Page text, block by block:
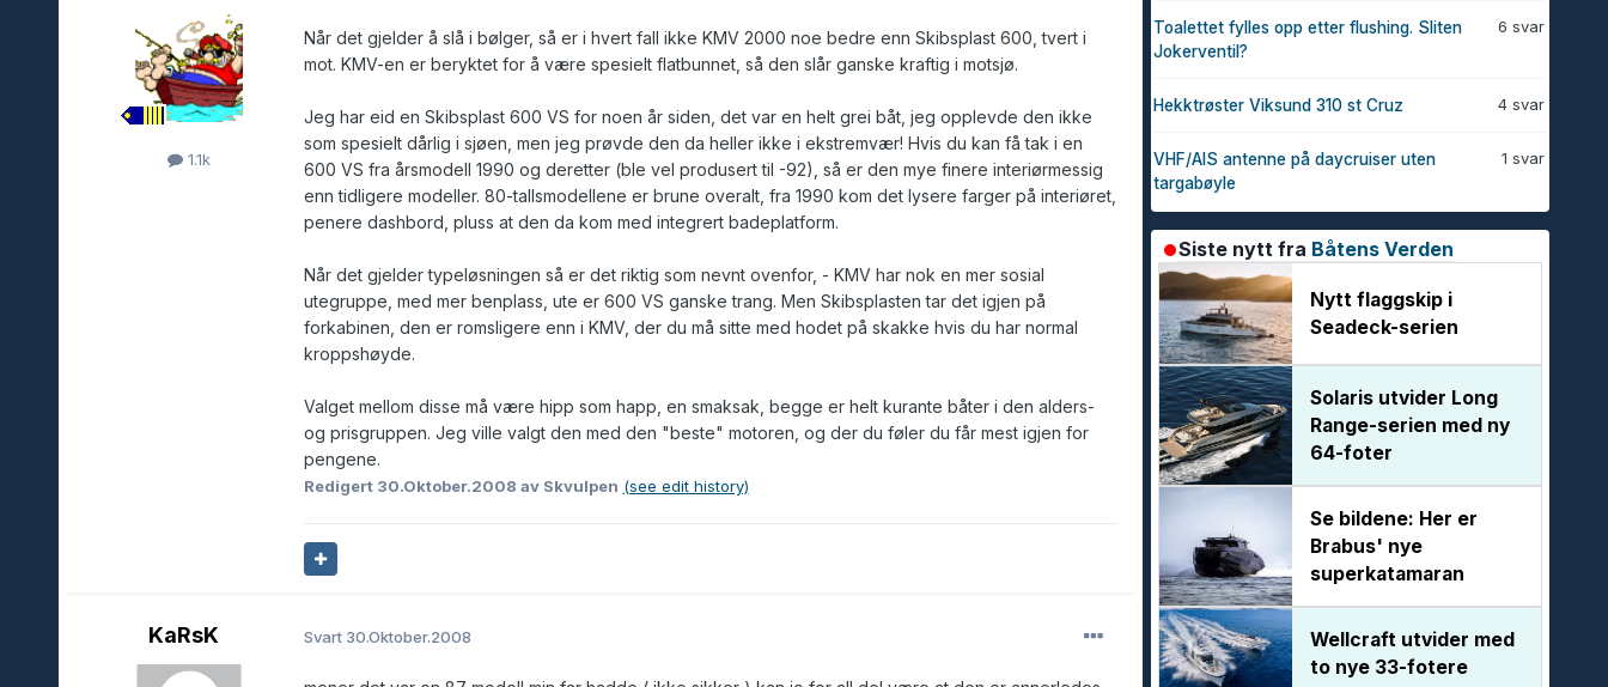
1.1k
Når det gjelder å slå i bølger, så er i hvert fall ikke KMV 2000 noe bedre enn Skibsplast 600, tvert i
mot. KMV-en er beryktet for å være spesielt flatbunnet, så den slår ganske kraftig i motsjø.
Jeg har eid en Skibsplast 600 VS for noen år siden, det var en helt grei båt, jeg opplevde den ikke
som spesielt dårlig i sjøen, men jeg prøvde den da heller ikke i ekstremvær! Hvis du kan få tak i en
600 VS fra årsmodell 1990 og deretter (ble vel produsert til -92), så er den mye finere interiørmessig
enn tidligere modeller. 80-tallsmodellene er brune overalt, fra 1990 kom det lysere farger på interiøret,
penere dashbord, pluss at den da kom med integrert badeplatform.
Når det gjelder typeløsningen så er det riktig som nevnt ovenfor, - KMV har nok en mer sosial
utegruppe, med mer benplass, ute er 600 VS ganske trang. Men Skibsplasten tar det igjen på
forkabinen, den er romsligere enn i KMV, der du må sitte med hodet på skakke hvis du har normal
kroppshøyde.
Valget mellom disse må være hipp som happ, en smaksak, begge er helt kurante båter i den alders-
og prisgruppen. Jeg ville valgt den med den "beste" motoren, og der du føler du får mest igjen for
pengene.
Redigert 30.Oktober.2008 av Skvulpen (see edit history)
KaRsK Svart 30.Oktober.2008
6 svar
Toalettet fylles opp etter flushing. Sliten
Jokerventil?
4 svar
Hekktrøster Viksund 310 st Cruz
1 svar
VHF/AIS antenne på daycruiser uten
targabøyle
Siste nytt fra Båtens Verden
Nytt flaggskip i
Seadeck-serien
Solaris utvider Long
Range-serien med ny
64-foter
Se bildene: Her er
Brabus' nye
superkatamaran
Wellcraft utvider med
to nye 33-fotere